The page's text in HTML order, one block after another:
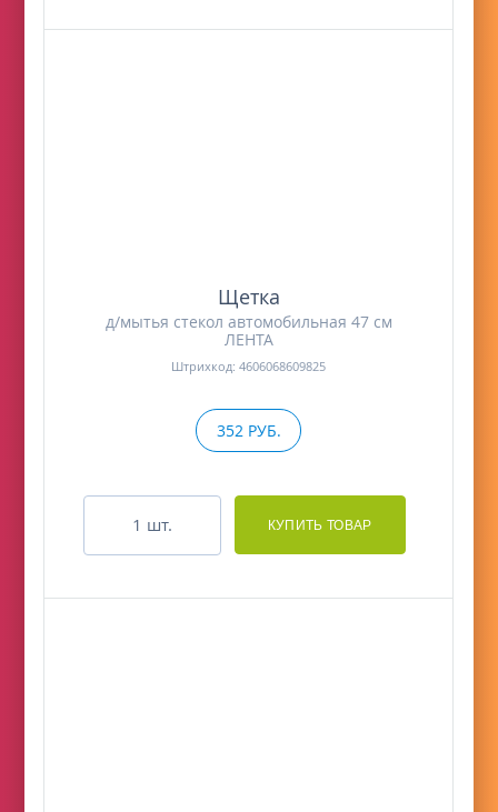
Щетка
д/мытья стекол автомобильная 47 см
ЛЕНТА
Штрихкод: 4606068609825
352 РУБ.
шт.